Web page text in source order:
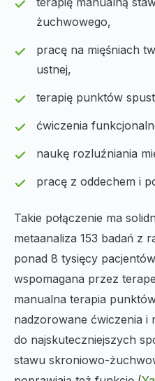
żuchwowego,
pracę na mięśniach
ustnej,
terapię punktów
ćwiczenia
naukę rozluźniania
pracę z oddechem i
Takie połączenie ma
metaanaliza 153 badań z
ponad 8 tysięcy
wspomagana przez
manualna terapia
nadzorowane ćwiczenia i
do najskuteczniejszych
stawu skroniowo-